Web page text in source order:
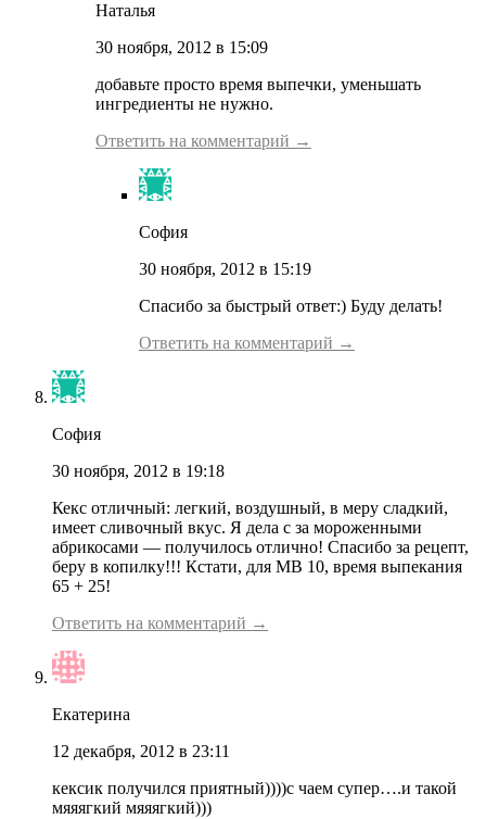
Наталья
30 ноября, 2012 в 15:09
добавьте просто время выпечки, уменьшать
ингредиенты не нужно.
Ответить на комментарий →
София
30 ноября, 2012 в 15:19
Спасибо за быстрый ответ:) Буду делать!
Ответить на комментарий →
София
30 ноября, 2012 в 19:18
Кекс отличный: легкий, воздушный, в меру сладкий,
имеет сливочный вкус. Я дела с за мороженными
абрикосами — получилось отлично! Спасибо за рецепт,
беру в копилку!!! Кстати, для МВ 10, время выпекания
65 + 25!
Ответить на комментарий →
Екатерина
12 декабря, 2012 в 23:11
кексик получился приятный))))с чаем супер….и такой
мяяягкий мяяягкий)))